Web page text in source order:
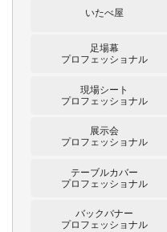
いたべ屋
足場幕
プロフェッショナル
現場シート
プロフェッショナル
展示会
プロフェッショナル
テーブルカバー
プロフェッショナル
バックバナー
プロフェッショナル